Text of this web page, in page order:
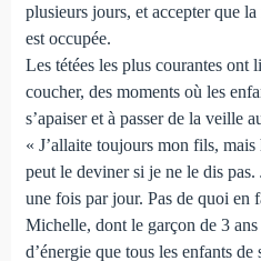
plusieurs jours, et accepter que
est occupée.
Les tétées les plus courantes ont
coucher, des moments où les
s’apaiser et à passer de la veille
« J’allaite toujours mon fils,
peut le deviner si je ne le dis
une fois par jour. Pas de quoi en
Michelle, dont le garçon de 3
d’énergie que tous les enfants de